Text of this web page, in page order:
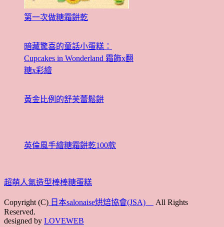
第一次做糖霜餅乾
暗藏驚喜的童話小蛋糕：
Cupcakes in Wonderland 霜飾x翻
糖x彩繪
黃金比例的舒芙蕾鬆餅
英倫風手繪糖霜餅乾100款
超萌人氣造型棒棒糖蛋糕
Copyright (C) 日本salonaise烘焙協會(JSA)
All Rights
Reserved.
designed by LOVEWEB